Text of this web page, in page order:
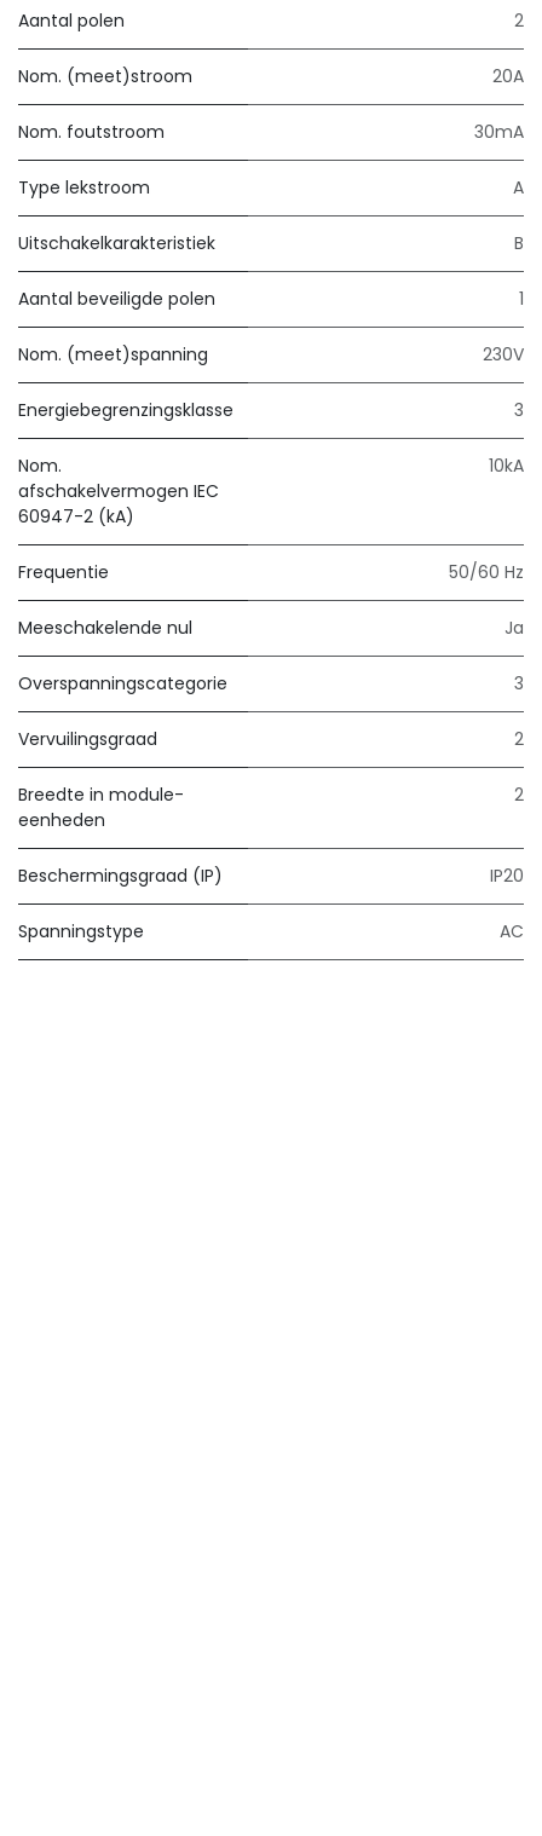
Aantal polen 2
Nom. (meet)stroom 20A
Nom. foutstroom 30mA
Type lekstroom A
Uitschakelkarakteristiek B
Aantal beveiligde polen 1
Nom. (meet)spanning 230V
Energiebegrenzingsklasse 3
Nom.
afschakelvermogen IEC
60947-2 (kA)
10kA
Frequentie 50/60 Hz
Meeschakelende nul Ja
Overspanningscategorie 3
Vervuilingsgraad 2
Breedte in module-
eenheden
2
Beschermingsgraad (IP) IP20
Spanningstype AC